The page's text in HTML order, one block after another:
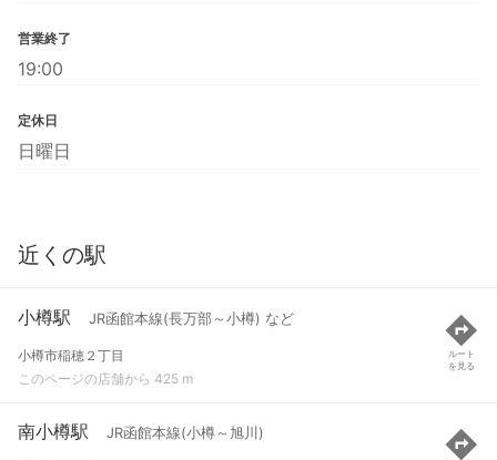
営業終了
19:00
定休日
日曜日
近くの駅
小樽駅 JR函館本線(長万部～小樽) など
小樽市稲穂２丁目
このページの店舗から 425 m
ルート
を見る
南小樽駅 JR函館本線(小樽～旭川)